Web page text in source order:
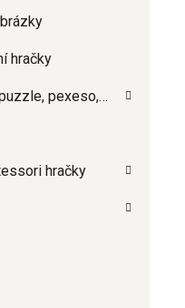
hračky
pexeso,…
hračky